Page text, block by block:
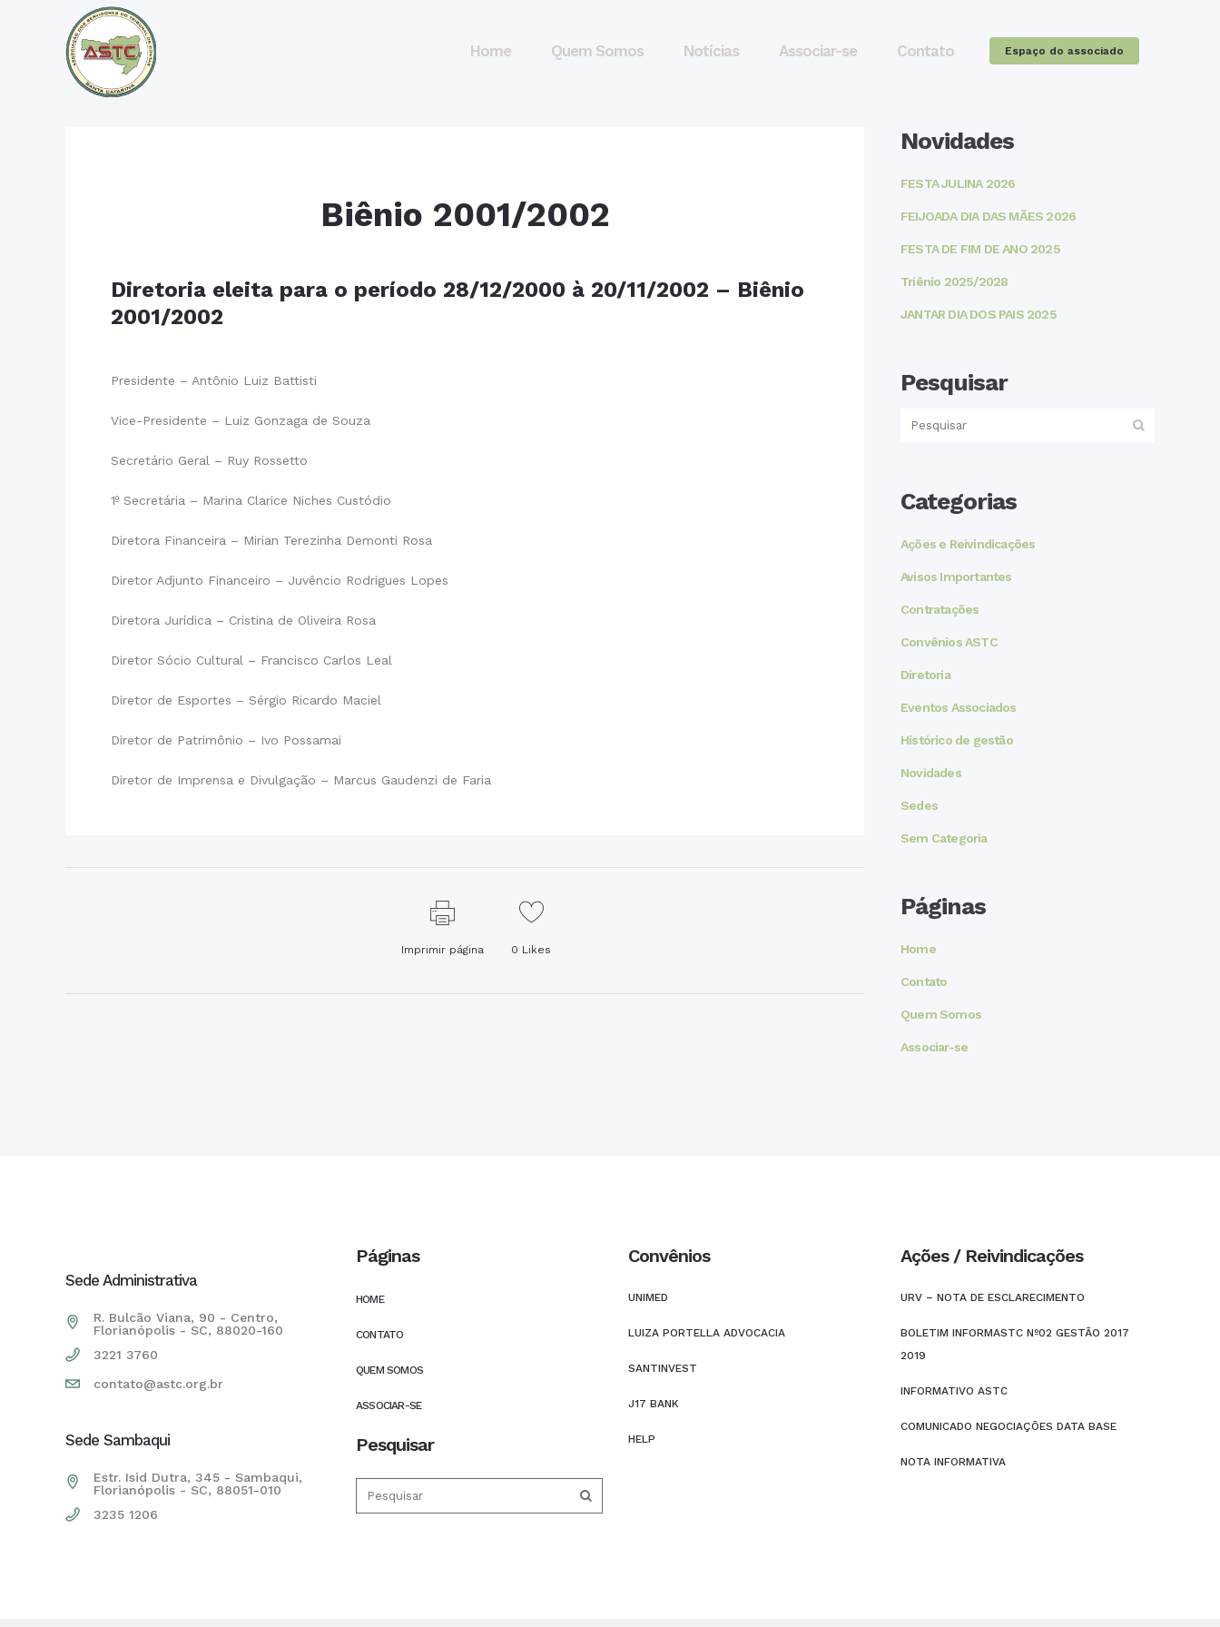
Espaço do associado
Home Quem Somos Notícias Associar-se Contato
Biênio 2001/2002
Diretoria eleita para o período 28/12/2000 à 20/11/2002 – Biênio
2001/2002
Presidente – Antônio Luiz Battisti
Vice-Presidente – Luiz Gonzaga de Souza
Secretário Geral – Ruy Rossetto
1º Secretária – Marina Clarice Niches Custódio
Diretora Financeira – Mirian Terezinha Demonti Rosa
Diretor Adjunto Financeiro – Juvêncio Rodrigues Lopes
Diretora Jurídica – Cristina de Oliveira Rosa
Diretor Sócio Cultural – Francisco Carlos Leal
Diretor de Esportes – Sérgio Ricardo Maciel
Diretor de Patrimônio – Ivo Possamai
Diretor de Imprensa e Divulgação – Marcus Gaudenzi de Faria
Imprimir página 0 Likes
Novidades
FESTA JULINA 2026
FEIJOADA DIA DAS MÃES 2026
FESTA DE FIM DE ANO 2025
Triênio 2025/2028
JANTAR DIA DOS PAIS 2025
Pesquisar
Categorias
Ações e Reivindicações
Avisos Importantes
Contratações
Convênios ASTC
Diretoria
Eventos Associados
Histórico de gestão
Novidades
Sedes
Sem Categoria
Páginas
Home
Contato
Quem Somos
Associar-se
Sede Administrativa
R. Bulcão Viana, 90 - Centro,
Florianópolis - SC, 88020-160
3221 3760
contato@astc.org.br
Sede Sambaqui
Estr. Isid Dutra, 345 - Sambaqui,
Florianópolis - SC, 88051-010
3235 1206
Páginas
HOME
CONTATO
QUEM SOMOS
ASSOCIAR-SE
Pesquisar
Convênios
UNIMED
LUIZA PORTELLA ADVOCACIA
SANTINVEST
J17 BANK
HELP
Ações / Reivindicações
URV – NOTA DE ESCLARECIMENTO
BOLETIM INFORMASTC Nº02 GESTÃO 2017
2019
INFORMATIVO ASTC
COMUNICADO NEGOCIAÇÕES DATA BASE
NOTA INFORMATIVA